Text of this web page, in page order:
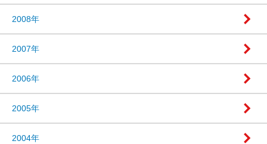
2008年
2007年
2006年
2005年
2004年